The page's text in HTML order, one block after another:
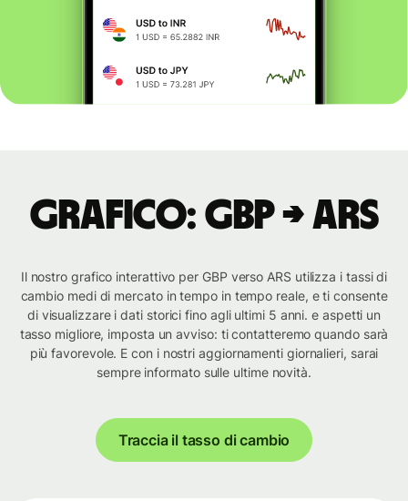
Grafico: GBP → ARS
Il nostro grafico interattivo per GBP verso ARS utilizza i tassi di
cambio medi di mercato in tempo in tempo reale, e ti consente
di visualizzare i dati storici fino agli ultimi 5 anni. e aspetti un
tasso migliore, imposta un avviso: ti contatteremo quando sarà
più favorevole. E con i nostri aggiornamenti giornalieri, sarai
sempre informato sulle ultime novità.
Traccia il tasso di cambio